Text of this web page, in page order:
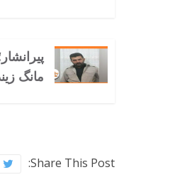
مانگ
Share This Post: